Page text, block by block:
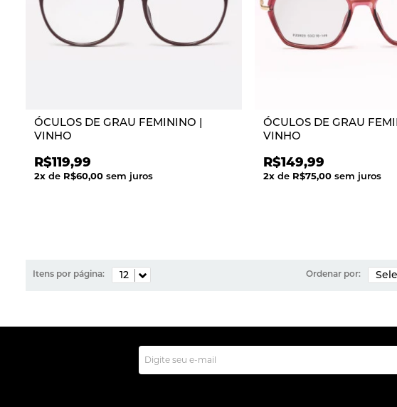
ÓCULOS DE GRAU FEMININO |
VINHO
R$119,99
2x de R$60,00 sem juros
ÓCULOS DE GRAU
VINHO
R$149,99
2x de R$75,00 sem juros
Itens por página: Ordenar por: